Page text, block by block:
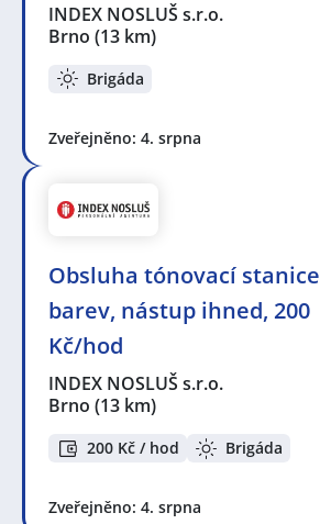
INDEX NOSLUŠ s.r.o.
Brno (13 km)
Brigáda
Zveřejněno: 4. srpna
Obsluha tónovací stanice
barev, nástup ihned, 200
Kč/hod
INDEX NOSLUŠ s.r.o.
Brno (13 km)
200 Kč / hod Brigáda
Zveřejněno: 4. srpna